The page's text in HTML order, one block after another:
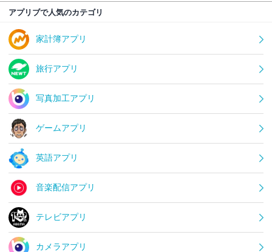
アプリブで人気のカテゴリ
家計簿アプリ
旅行アプリ
写真加工アプリ
ゲームアプリ
英語アプリ
音楽配信アプリ
テレビアプリ
カメラアプリ